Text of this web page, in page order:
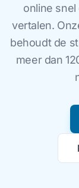
online
vertalen.
behoudt de
meer dan